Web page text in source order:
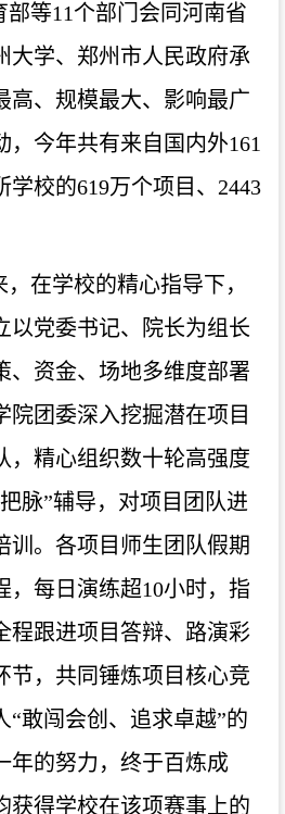
部等11个部门会同河南省
大学、郑州市人民政府承
高、规模最大、影响最广
，今年共有来自国内外161
学校的619万个项目、2443
在学校的精心指导下，
以党委书记、院长为组长
、资金、场地多维度部署
院团委深入挖掘潜在项目
精心组织数十轮高强度
脉”辅导， 对项目团队进
训 。 各项目师生团队假期
，每日演练超10小时，指
程跟进项目答辩、路演彩
节，共同锤炼项目核心竞
“敢闯会创、追求卓越”的
年的努力，终于百炼成
获得学校在该项赛事上的